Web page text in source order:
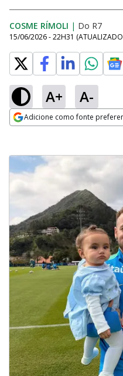
COSME RÍMOLI | Do R7
15/06/2026 - 22H31
A+ A-
Adicione como fonte